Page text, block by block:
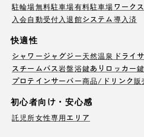
駐輪場無料駐車場有料駐車場ワーク
入会自動受付 入退館システム導入済
快適性
シャワージャグジー天然温泉 ドライ
スチームバス岩盤浴鍵ありロッカー
プロテインサーバー商品/ドリンク販
初心者向け・安心感
託児所女性専用エリア